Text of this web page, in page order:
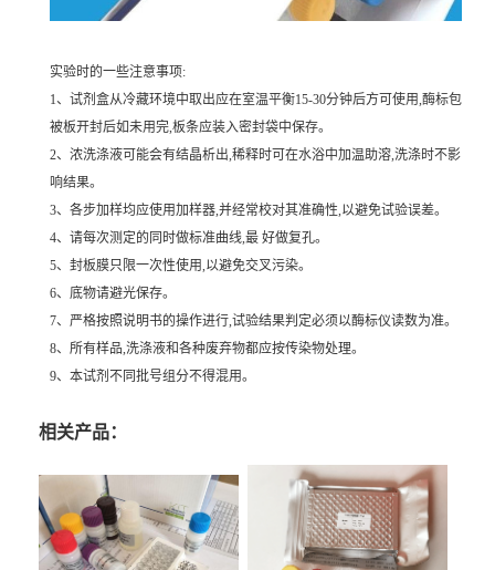
实验时的一些注意事项:
1、试剂盒从冷藏环境中取出应在室温平衡15-30分钟后方可使用,酶标包
被板开封后如未用完,板条应装入密封袋中保存。
2、浓洗涤液可能会有结晶析出,稀释时可在水浴中加温助溶,洗涤时不影
响结果。
3、各步加样均应使用加样器,并经常校对其准确性,以避免试验误差。
4、请每次测定的同时做标准曲线,最 好做复孔。
5、封板膜只限一次性使用,以避免交叉污染。
6、底物请避光保存。
7、严格按照说明书的操作进行,试验结果判定必须以酶标仪读数为准。
8、所有样品,洗涤液和各种废弃物都应按传染物处理。
9、本试剂不同批号组分不得混用。
相关产品：